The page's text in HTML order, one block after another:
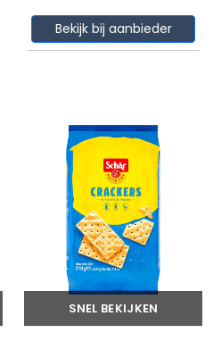
Bekijk bij aanbieder
SNEL BEKIJKEN